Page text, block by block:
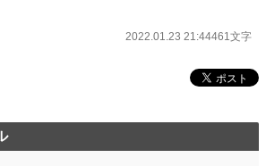
2022.01.23 21:44461文字